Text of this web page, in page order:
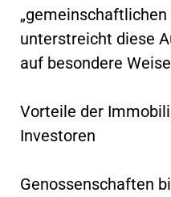
unterstreicht diese
auf besondere
Vorteile der
Investoren
Genossenschaften